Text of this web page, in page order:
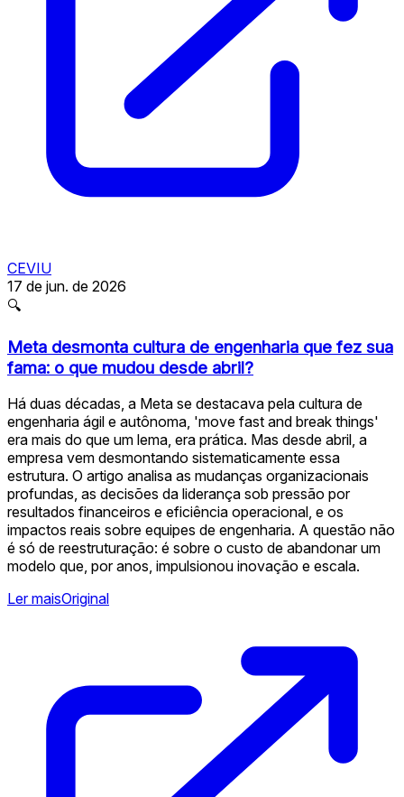
CEVIU
17 de jun. de 2026
🔍
Meta desmonta cultura de engenharia que fez sua
fama: o que mudou desde abril?
Há duas décadas, a Meta se destacava pela cultura de
engenharia ágil e autônoma, 'move fast and break things'
era mais do que um lema, era prática. Mas desde abril, a
empresa vem desmontando sistematicamente essa
estrutura. O artigo analisa as mudanças organizacionais
profundas, as decisões da liderança sob pressão por
resultados financeiros e eficiência operacional, e os
impactos reais sobre equipes de engenharia. A questão não
é só de reestruturação: é sobre o custo de abandonar um
modelo que, por anos, impulsionou inovação e escala.
Ler maisOriginal